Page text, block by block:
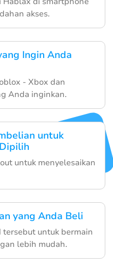
akses.
Ingin Anda
- Xbox dan
Anda inginkan.
untuk
untuk menyelesaikan
yang Anda Beli
tersebut untuk bermain
lebih mudah.